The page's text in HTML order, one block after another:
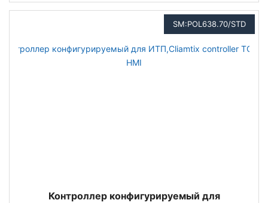
SM:POL638.70/STD
Контроллер конфигурируемый для